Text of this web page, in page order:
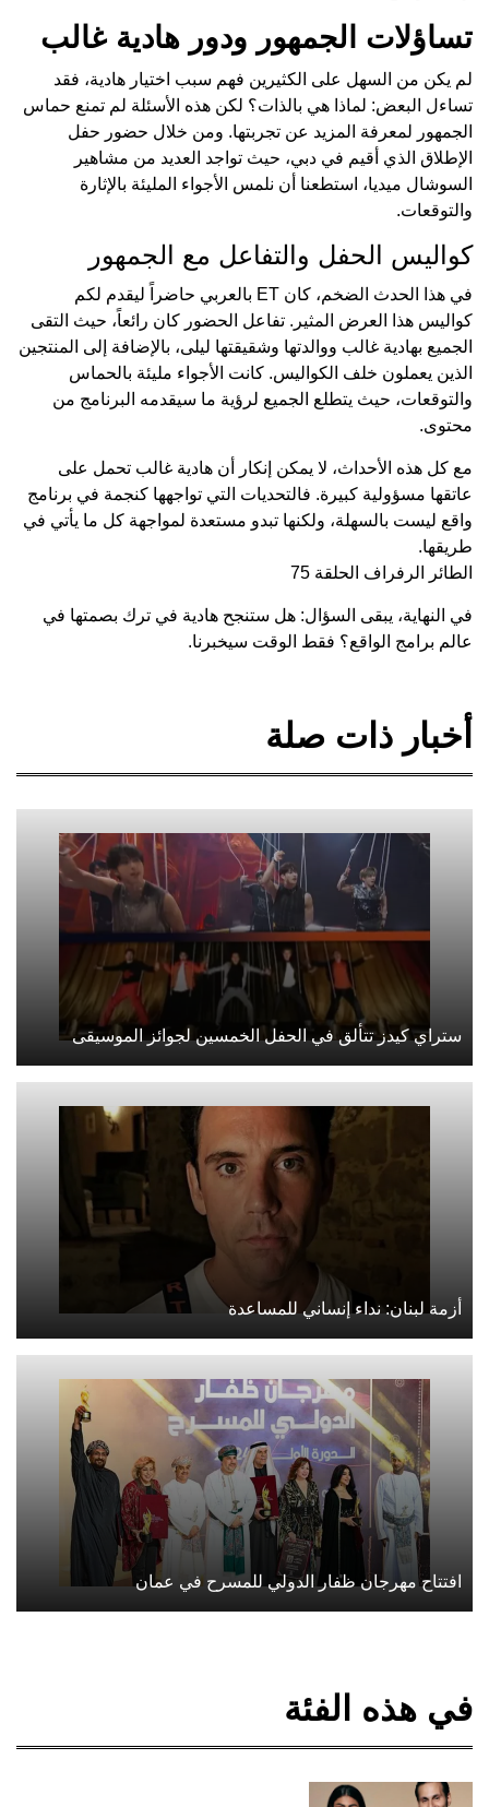
تساؤلات الجمهور ودور هادية غالب
لم يكن من السهل على الكثيرين فهم سبب اختيار هادية، فقد
تساءل البعض: لماذا هي بالذات؟ لكن هذه الأسئلة لم تمنع حماس
الجمهور لمعرفة المزيد عن تجربتها. ومن خلال حضور حفل
الإطلاق الذي أقيم في دبي، حيث تواجد العديد من مشاهير
السوشال ميديا، استطعنا أن نلمس الأجواء المليئة بالإثارة
والتوقعات.
كواليس الحفل والتفاعل مع الجمهور
في هذا الحدث الضخم، كان ET بالعربي حاضراً ليقدم لكم
كواليس هذا العرض المثير. تفاعل الحضور كان رائعاً، حيث التقى
الجميع بهادية غالب ووالدتها وشقيقتها ليلى، بالإضافة إلى المنتجين
الذين يعملون خلف الكواليس. كانت الأجواء مليئة بالحماس
والتوقعات، حيث يتطلع الجميع لرؤية ما سيقدمه البرنامج من
محتوى.
مع كل هذه الأحداث، لا يمكن إنكار أن هادية غالب تحمل على
عاتقها مسؤولية كبيرة. فالتحديات التي تواجهها كنجمة في برنامج
واقع ليست بالسهلة، ولكنها تبدو مستعدة لمواجهة كل ما يأتي في
طريقها.
الطائر الرفراف الحلقة 75
في النهاية، يبقى السؤال: هل ستنجح هادية في ترك بصمتها في
عالم برامج الواقع؟ فقط الوقت سيخبرنا.
أخبار ذات صلة
ستراي كيدز تتألق في الحفل الخمسين لجوائز الموسيقى
أزمة لبنان: نداء إنساني للمساعدة
افتتاح مهرجان ظفار الدولي للمسرح في عمان
في هذه الفئة